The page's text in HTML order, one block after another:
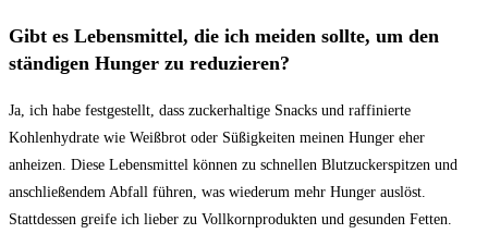
Gibt ​es Lebensmittel,‍ die ich meiden sollte, um den ​
ständigen⁢ Hunger zu reduzieren?
Ja, ich habe festgestellt, dass zuckerhaltige ‍Snacks und raffinierte
Kohlenhydrate wie Weißbrot oder⁢ Süßigkeiten meinen Hunger‌ eher
anheizen.⁤ Diese Lebensmittel können⁢ zu schnellen‍ Blutzuckerspitzen und
anschließendem Abfall⁤ führen, ​was⁤ wiederum mehr Hunger ⁣auslöst.
Stattdessen greife ich lieber zu Vollkornprodukten und gesunden Fetten.